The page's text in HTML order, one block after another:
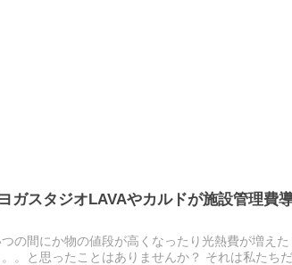
ガスタジオLAVAやカルドが施設管理費
の間にか物の値段が高くなったり光熱費が増え
。。と思ったことはありませんか？ それは私たち